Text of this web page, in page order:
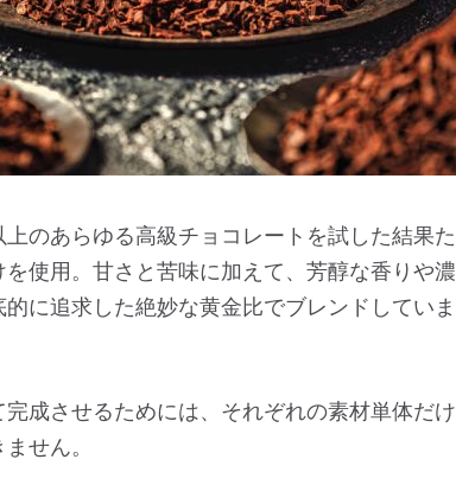
のあらゆる高級チョコレートを試した結果た
使用。甘さと苦味に加えて、芳醇な香りや濃
に追求した絶妙な黄金比でブレンドしていま
成させるためには、それぞれの素材単体だけ
せん。